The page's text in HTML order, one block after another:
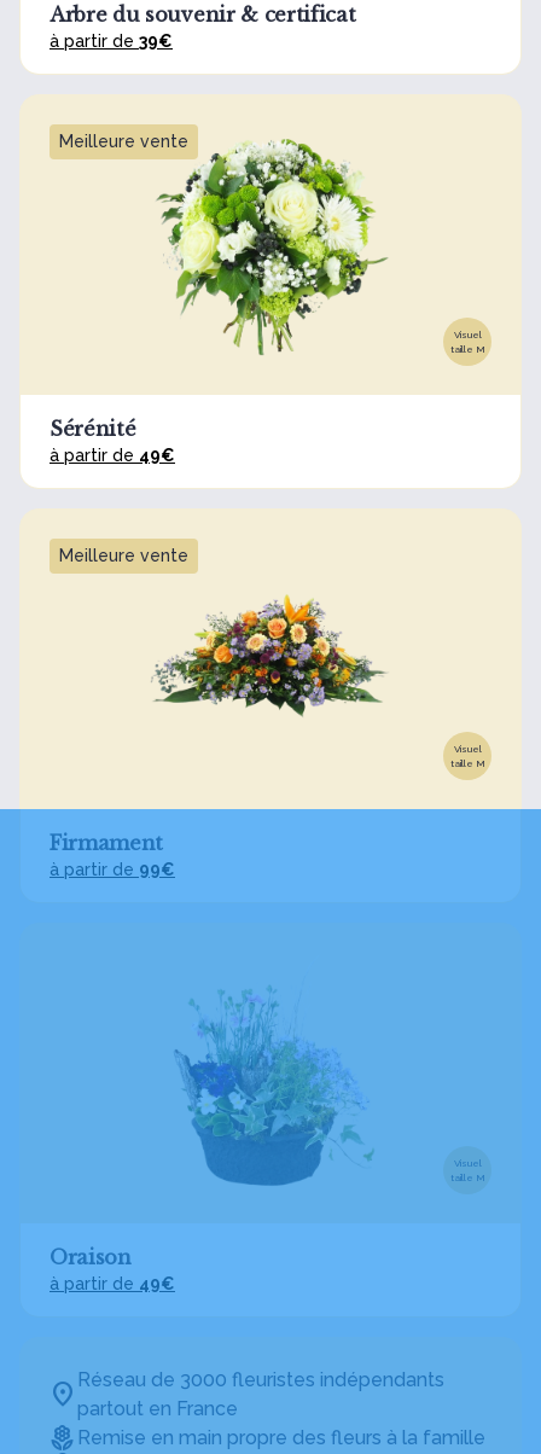
Réseau de 3000 fleuristes indépendants
partout en France
Remise en main propre des fleurs à la famille
Arbre du souvenir & certificat
à partir de 39€
Meilleure vente
Visuel
taille M
Sérénité
à partir de 49€
Meilleure vente
Visuel
taille M
Firmament
à partir de 99€
Visuel
taille M
Oraison
à partir de 49€